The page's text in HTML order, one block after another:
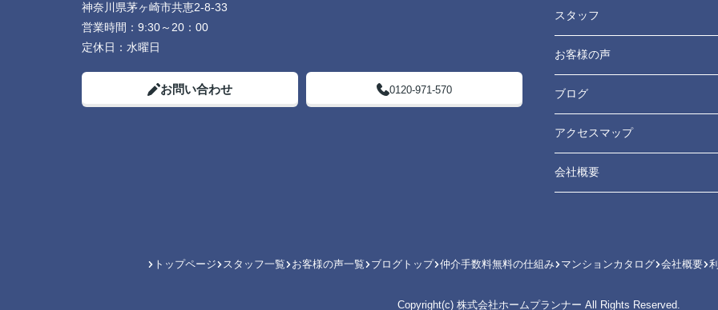
神奈川県茅ヶ崎市共恵2-8-33
営業時間： 9:30～20：00
定休日： 水曜日
お問い合わせ 0120-971-570
スタッフ
お客様の声
ブログ
アクセスマップ
会社概要
トップページ スタッフ一覧 お客様の声一覧 ブログトップ 仲介手数料無料の仕組み マンションカタログ 会社概要
Copyright(c) 株式会社ホームプランナー All Rights Reserved.